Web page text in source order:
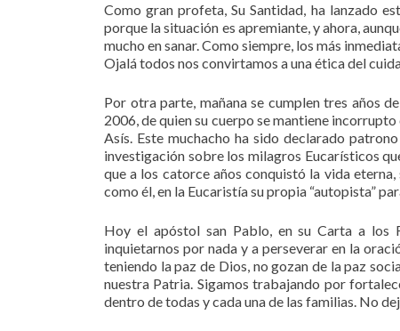
Como gran profeta, Su Santidad, ha lanzado
porque la situación es apremiante, y ahora,
mucho en sanar. Como siempre, los más
Ojalá todos nos convirtamos a una ética del
Por otra parte, mañana se cumplen tres años
2006, de quien su cuerpo se mantiene
Asís. Este muchacho ha sido declarado
investigación sobre los milagros Eucarísticos
que a los catorce años conquistó la vida
como él, en la Eucaristía su propia “autopista”
Hoy el apóstol san Pablo, en su Carta a los
inquietarnos por nada y a perseverar en la
teniendo la paz de Dios, no gozan de la paz
nuestra Patria. Sigamos trabajando por
dentro de todas y cada una de las familias. No